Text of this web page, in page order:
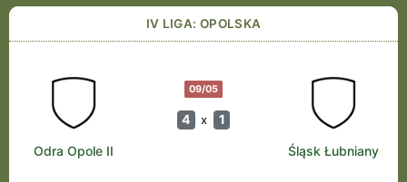
IV LIGA: OPOLSKA
09/05
4 x 1
Odra Opole II Śląsk Łubniany